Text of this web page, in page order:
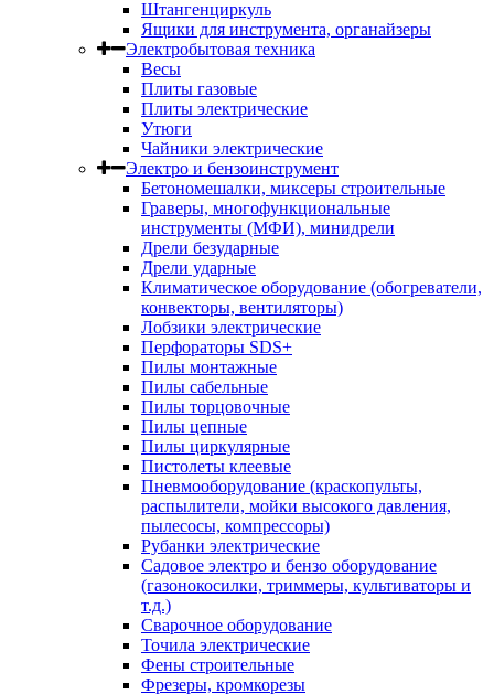
Штангенциркуль
Ящики для инструмента, органайзеры
Электробытовая техника
Весы
Плиты газовые
Плиты электрические
Утюги
Чайники электрические
Электро и бензоинструмент
Бетономешалки, миксеры строительные
Граверы, многофункциональные
инструменты (МФИ), минидрели
Дрели безударные
Дрели ударные
Климатическое оборудование (обогреватели,
конвекторы, вентиляторы)
Лобзики электрические
Перфораторы SDS+
Пилы монтажные
Пилы сабельные
Пилы торцовочные
Пилы цепные
Пилы циркулярные
Пистолеты клеевые
Пневмооборудование (краскопульты,
распылители, мойки высокого давления,
пылесосы, компрессоры)
Рубанки электрические
Садовое электро и бензо оборудование
(газонокосилки, триммеры, культиваторы и
т.д.)
Сварочное оборудование
Точила электрические
Фены строительные
Фрезеры, кромкорезы